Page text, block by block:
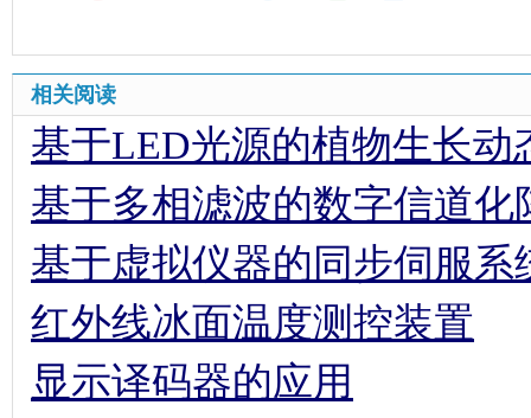
相关阅读
基于LED光源的植物生长动
基于多相滤波的数字信道化
基于虚拟仪器的同步伺服
红外线冰面温度测控装置
显示译码器的应用